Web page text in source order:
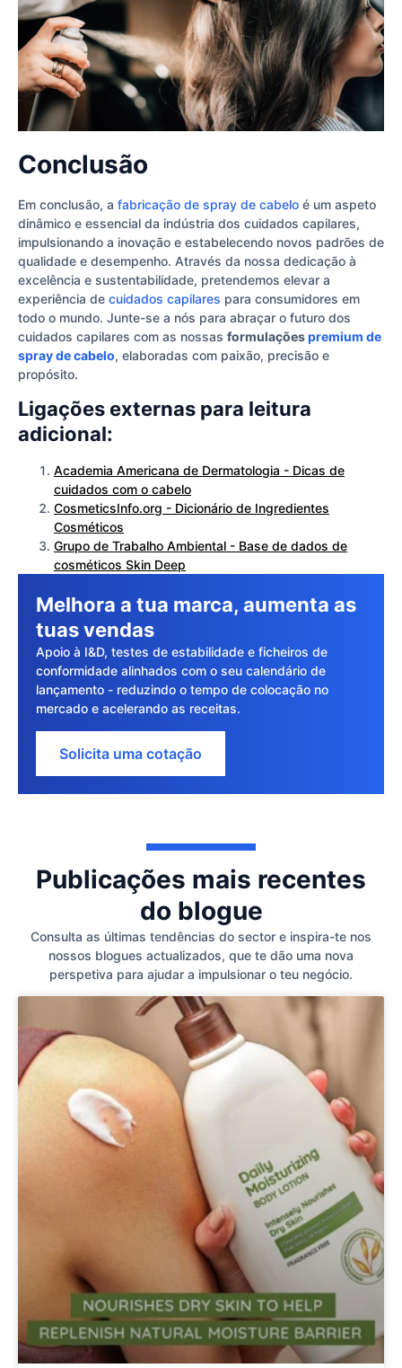
Conclusão
Em conclusão, a fabricação de spray de cabelo é um aspeto
dinâmico e essencial da indústria dos cuidados capilares,
impulsionando a inovação e estabelecendo novos padrões de
qualidade e desempenho. Através da nossa dedicação à
excelência e sustentabilidade, pretendemos elevar a
experiência de cuidados capilares para consumidores em
todo o mundo. Junte-se a nós para abraçar o futuro dos
cuidados capilares com as nossas formulaçõespremium de
spray de cabelo, elaboradas com paixão, precisão e
propósito.
Ligações externas para leitura
adicional:
Academia Americana de Dermatologia - Dicas de
cuidados com o cabelo
CosmeticsInfo.org - Dicionário de Ingredientes
Cosméticos
Grupo de Trabalho Ambiental - Base de dados de
cosméticos Skin Deep
Melhora a tua marca, aumenta as
tuas vendas
Apoio à I&D, testes de estabilidade e ficheiros de
conformidade alinhados com o seu calendário de
lançamento - reduzindo o tempo de colocação no
mercado e acelerando as receitas.
Solicita uma cotação
Publicações mais recentes
do blogue
Consulta as últimas tendências do sector e inspira-te nos
nossos blogues actualizados, que te dão uma nova
perspetiva para ajudar a impulsionar o teu negócio.